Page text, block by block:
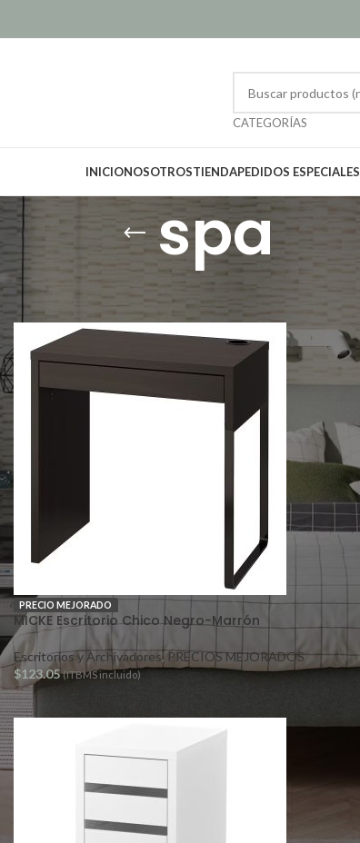
CATEGORÍAS
INICIONOSOTROSTIENDAPEDIDOS ESPECIALES
spa
PRECIO MEJORADO
MICKE Escritorio Chico Negro-Marrón
Escritorios y Archivadores,PRECIOS MEJORADOS
$123.05 (ITBMS incluido)